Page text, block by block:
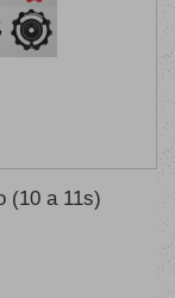
(10 a 11s)